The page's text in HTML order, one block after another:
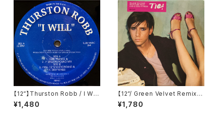
【12”】Thurston Robb / I Will
(Acacia Records) (AR021)
¥1,480
【12”/ Green Velvet Remix】
Tiga / Shoes (Different) (D
IFB 1216T)
¥1,780